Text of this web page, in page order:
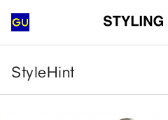
StyleHint